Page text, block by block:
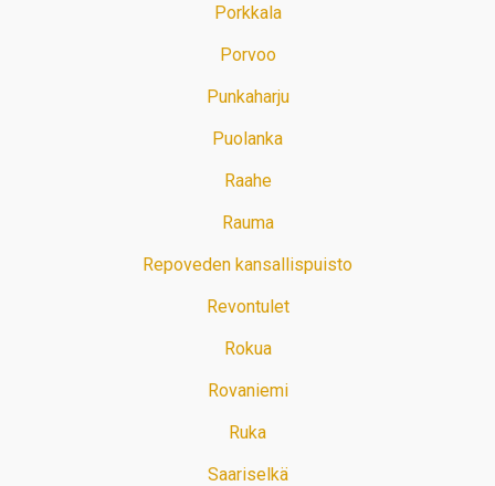
Porkkala
Porvoo
Punkaharju
Puolanka
Raahe
Rauma
Repoveden kansallispuisto
Revontulet
Rokua
Rovaniemi
Ruka
Saariselkä